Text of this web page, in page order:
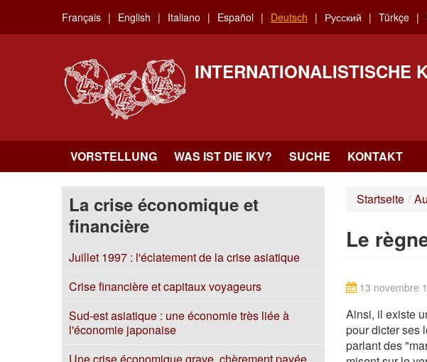
main
Français English Italiano Español Deutsch Русский Türkçe
INTERNATIONALISTISCHE
VORSTELLUNG WAS IST DIE IKV? SUCHE KONTAKT
La crise économique et
financière
Juillet 1997 : l'éclatement de la crise asiatique
Crise financière et capitaux voyageurs
Sud-est asiatique : une économie très liée à
l'économie japonaise
Startseite /
Le
13 novembre
Ainsi, il existe
pour dicter ses
parlant des